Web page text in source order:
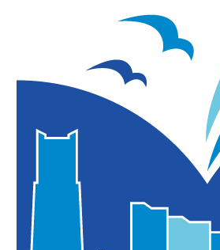
ヨコハマ グランド
チネンタル ホテル 夏
選海鮮盛り 冷やし翡
グルメ